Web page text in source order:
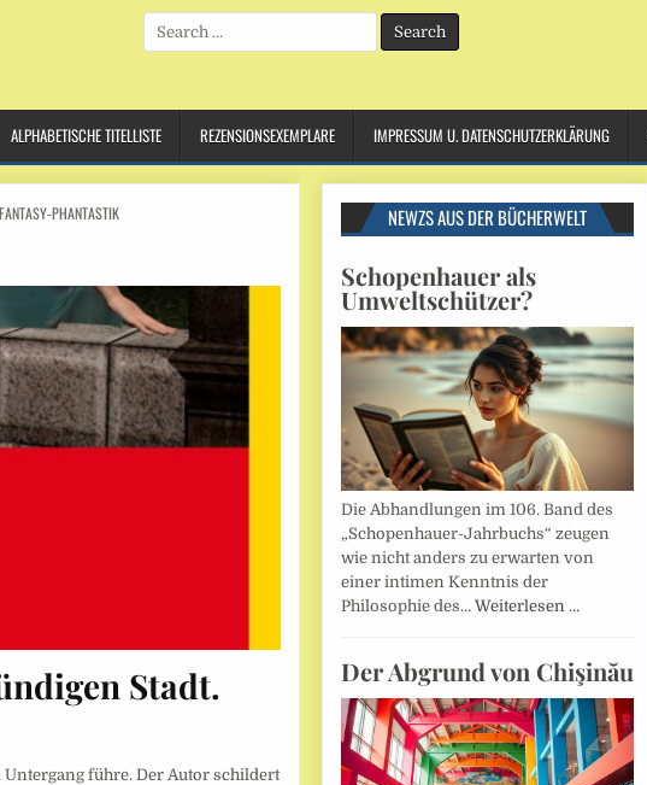
Search
for:
ALPHABETISCHE TITELLISTE REZENSIONSEXEMPLARE IMPRESSUM U. DATENSCHUTZERKLÄRUNG
PHANTASTIK
Stadt.
führe. Der Autor schildert
NEWZS AUS DER BÜCHERWELT
Schopenhauer als
Umweltschützer?
Die Abhandlungen im 106. Band des
„Schopenhauer-Jahrbuchs“ zeugen
wie nicht anders zu erwarten von
einer intimen Kenntnis der
Philosophie des… Weiterlesen …
Der Abgrund von Chişinău